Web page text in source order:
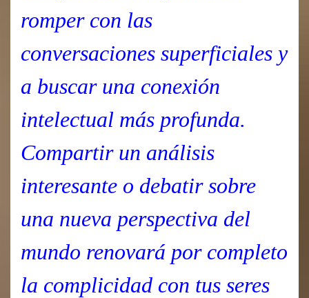
romper con las
conversaciones superficiales y
a buscar una conexión
intelectual más profunda.
Compartir un análisis
interesante o debatir sobre
una nueva perspectiva del
mundo renovará por completo
la complicidad con tus seres